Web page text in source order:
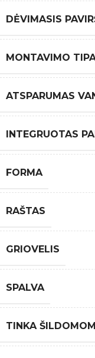
DĖVIMASIS
MONTAVIMO
ATSPARUMAS
INTEGRUOTAS
FORMA
RAŠTAS
GRIOVELIS
SPALVA
TINKA